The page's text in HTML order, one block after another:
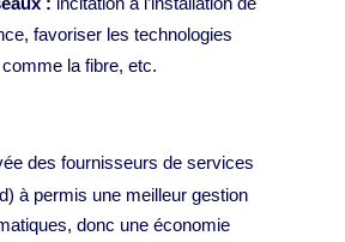
favoriser les technologies
la fibre, etc.
des fournisseurs de services
à permis une meilleur gestion
donc une économie